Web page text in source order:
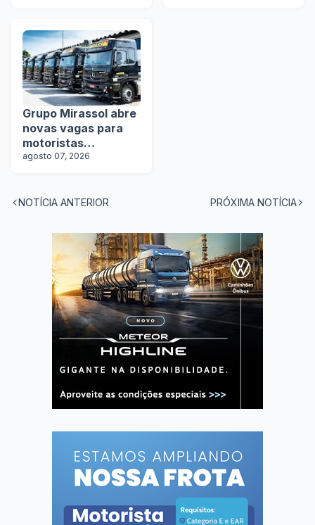
Grupo Mirassol abre
novas vagas para
motoristas
categoria D e E
agosto 07, 2026
NOTÍCIA ANTERIOR PRÓXIMA NOTÍCIA